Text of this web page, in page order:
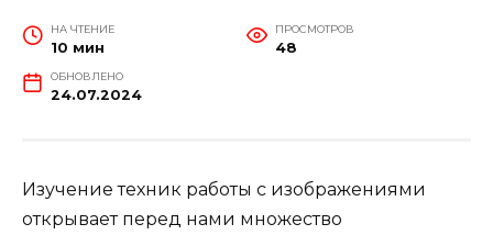
НА ЧТЕНИЕ
10 мин
ПРОСМОТРОВ
48
ОБНОВЛЕНО
24.07.2024
Изучение техник работы с изображениями
открывает перед нами множество